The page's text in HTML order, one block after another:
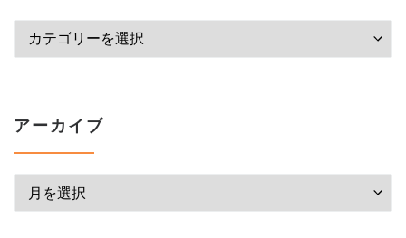
カテゴリー
アーカイブ
アーカイブ